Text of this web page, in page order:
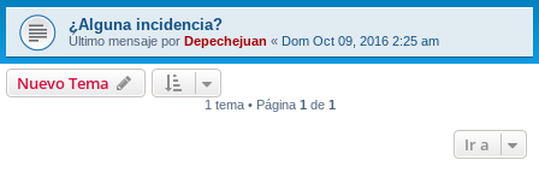
¿Alguna incidencia?
Último mensaje por Depechejuan « Dom Oct 09, 2016 2:25 am
Nuevo Tema
1 tema • Página 1 de 1
Ir a